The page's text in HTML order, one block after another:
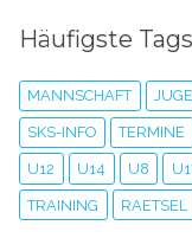
Häufigste Tags
MANNSCHAFT
SKS-INFO TERMINE
U12 U14 U8
TRAINING RAETSEL